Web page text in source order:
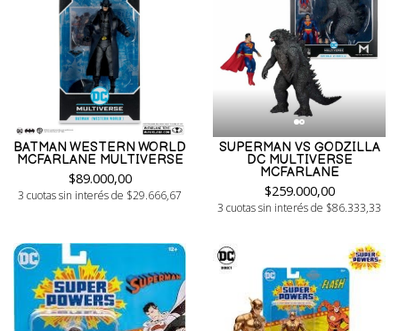
BATMAN WESTERN WORLD
MCFARLANE MULTIVERSE
$89.000,00
3 cuotas sin interés de $29.666,67
SUPERMAN VS GODZILLA
DC MULTIVERSE
MCFARLANE
$259.000,00
3 cuotas sin interés de $86.333,33